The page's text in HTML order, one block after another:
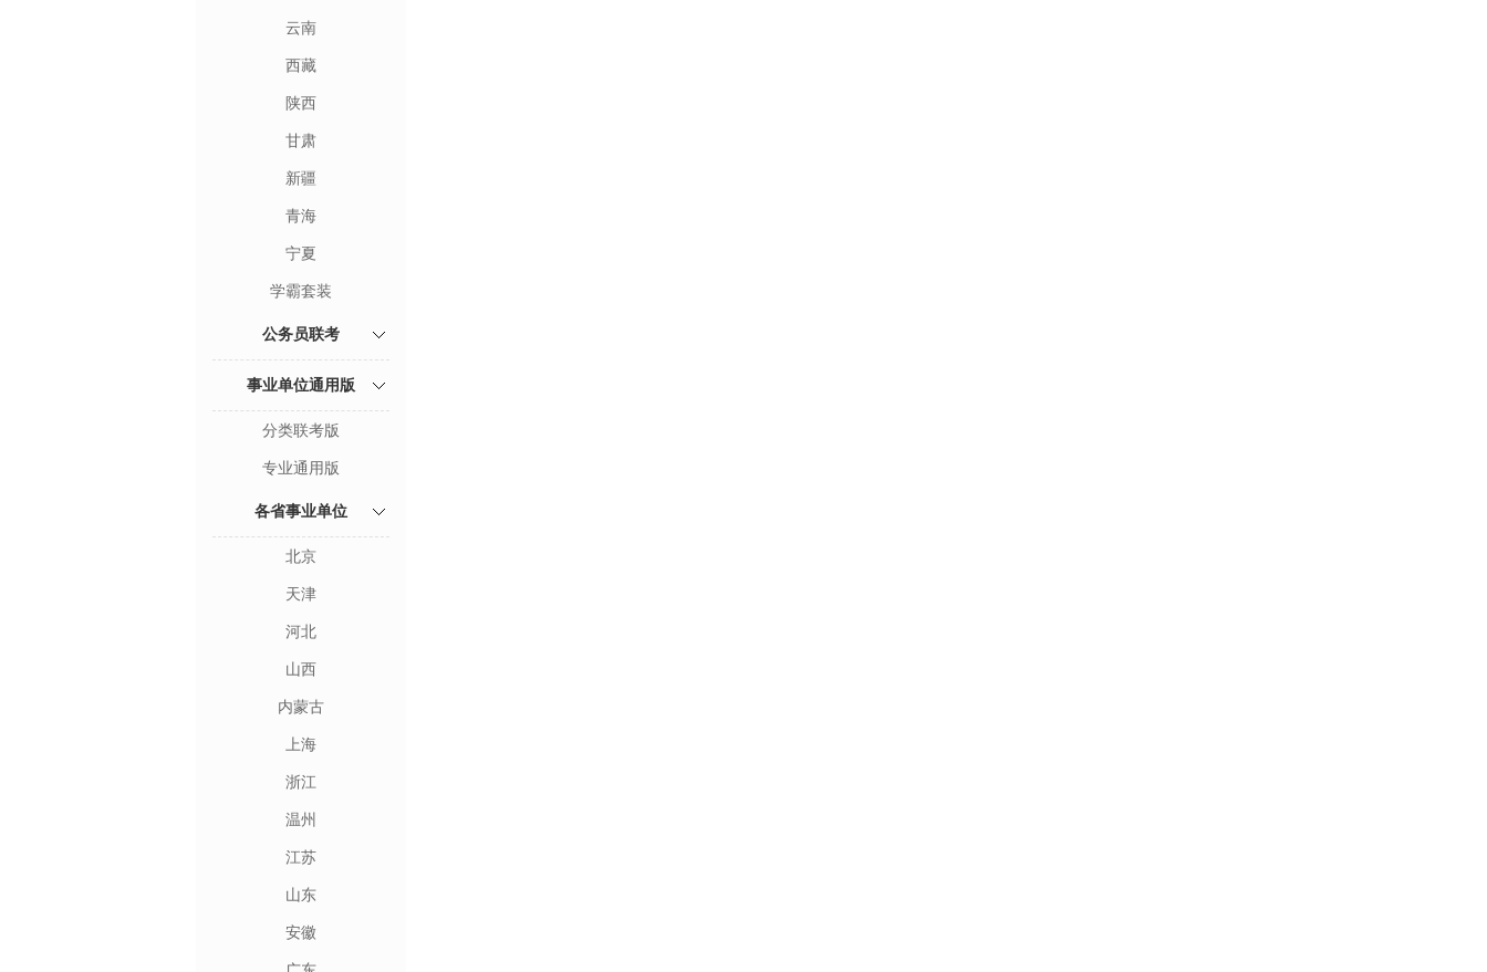
云南
西藏
陕西
甘肃
新疆
青海
宁夏
学霸套装
公务员联考
事业单位通用版
分类联考版
专业通用版
各省事业单位
北京
天津
河北
山西
内蒙古
上海
浙江
温州
江苏
山东
安徽